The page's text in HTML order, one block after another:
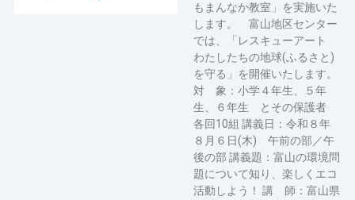
もまんなか教室」を実施いた
します。 富山地区センター
では、「レスキューアート
わたしたちの地球(ふるさと)
を守る」を開催いたします。
対 象：小学４年生、５年
生、６年生 とその保護者
各回10組 講義日：令和８年
８月６日(木) 午前の部／午
後の部 講義題：富山の環境問
題について知り、楽しくエコ
活動しよう！ 講 師：富山県